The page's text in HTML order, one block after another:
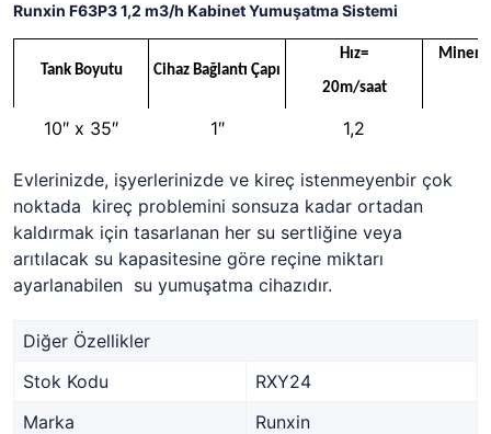
Runxin F63P3 1,2 m3/h Kabinet Yumuşatma Sistemi
Tank Boyutu Cihaz Bağlantı Çapı
Hız=
20m/saat
10″ x 35″ 1″ 1,2
Evlerinizde, işyerlerinizde ve kireç istenmeyenbir çok
noktada kireç problemini sonsuza kadar ortadan
kaldırmak için tasarlanan her su sertliğine veya
arıtılacak su kapasitesine göre reçine miktarı
ayarlanabilen su yumuşatma cihazıdır.
Diğer Özellikler
Stok Kodu
RXY24
Marka
Runxin